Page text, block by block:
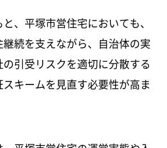
、平塚市営住宅においても、
続を支えながら、自治体の実
引受リスクを適切に分散する
キームを見直す必要性が高ま